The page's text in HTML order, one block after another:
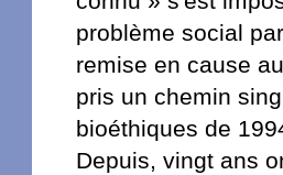
problème social
remise en cause
pris un chemin
bioéthiques de
Depuis, vingt ans